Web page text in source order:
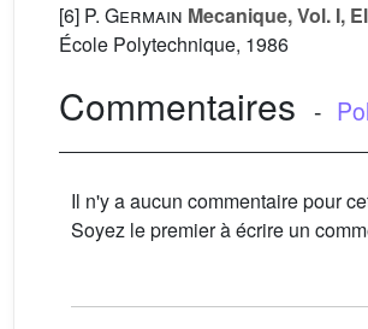
[6] P. Germain Mecanique, Vol. I,
École Polytechnique, 1986
Commentaires -
Il n'y a aucun commentaire pour
Soyez le premier à écrire un